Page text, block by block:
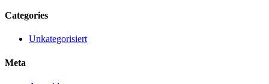
Categories
Unkategorisiert
Meta